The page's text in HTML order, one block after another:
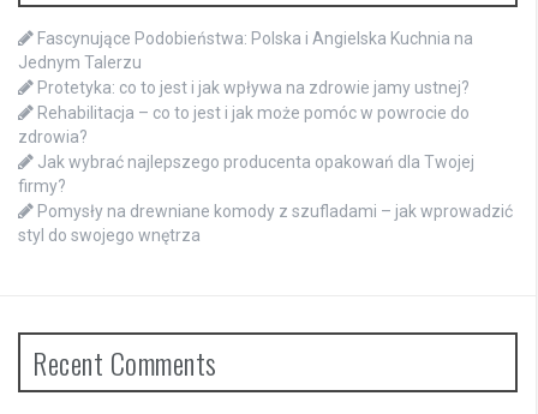
Fascynujące Podobieństwa: Polska i Angielska Kuchnia na
Jednym Talerzu
Protetyka: co to jest i jak wpływa na zdrowie jamy ustnej?
Rehabilitacja – co to jest i jak może pomóc w powrocie do
zdrowia?
Jak wybrać najlepszego producenta opakowań dla Twojej
firmy?
Pomysły na drewniane komody z szufladami – jak wprowadzić
styl do swojego wnętrza
Recent Comments